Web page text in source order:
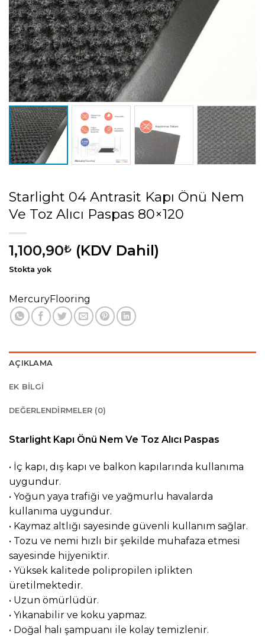
Starlight 04 Antrasit Kapı Önü Nem
Ve Toz Alıcı Paspas 80×120
1,100,90₺ (KDV Dahil)
Stokta yok
MercuryFlooring
AÇIKLAMA
EK BILGI
DEĞERLENDIRMELER (0)
Starlight Kapı Önü Nem Ve Toz Alıcı Paspas
• İç kapı, dış kapı ve balkon kapılarında kullanıma
uygundur.
• Yoğun yaya trafiği ve yağmurlu havalarda
kullanıma uygundur.
• Kaymaz altlığı sayesinde güvenli kullanım sağlar.
• Tozu ve nemi hızlı bir şekilde muhafaza etmesi
sayesinde hijyeniktir.
• Yüksek kalitede polipropilen iplikten
üretilmektedir.
• Uzun ömürlüdür.
• Yıkanabilir ve koku yapmaz.
• Doğal halı şampuanı ile kolay temizlenir.